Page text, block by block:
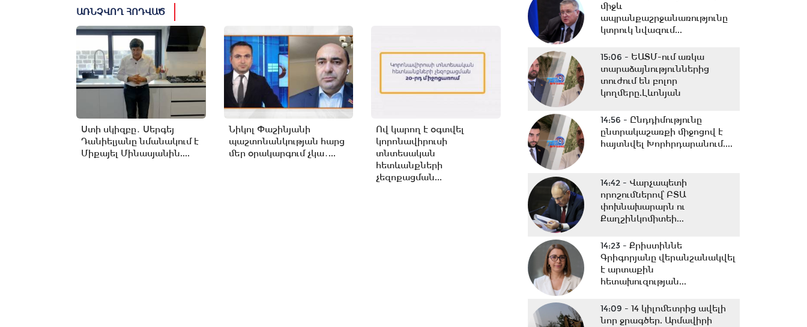
ԱՌՆՉՎՈՂ ՀՈԴՎԱԾ
Ստի սկիզբը․ Սերգեյ
Դանիելյանը նմանակում է
Միքայել Մինասյանին....
Նիկոլ Փաշինյանի
պաշտոնանկության հարց
մեր օրակարգում չկա․...
Ով կարող է օգտվել
կորոնավիրուսի
տնտեսական
հետևանքների
չեզոքացման...
միջև
ապրանքաշրջանառությունը
կտրուկ նվազում...
15:06 - ԵԱՏՄ-ում առկա
տարաձայնություններից
տուժում են բոլոր
կողմերը.Լևոնյան
14:56 - Ընդդիմությունը
ընտրակաշառքի միջոցով է
հայտնվել Խորհրդարանում....
14:42 - Վարչապետի
որոշումներով՝ ԲՏԱ
փոխնախարարն ու
Քաղշինկոմիտեի...
14:23 - Քրիստիննե
Գրիգորյանը վերանշանակվել
է արտաքին
հետախուզության...
14:09 - 14 կիլոմետրից ավելի
նոր ջրագծեր. Արմավիրի